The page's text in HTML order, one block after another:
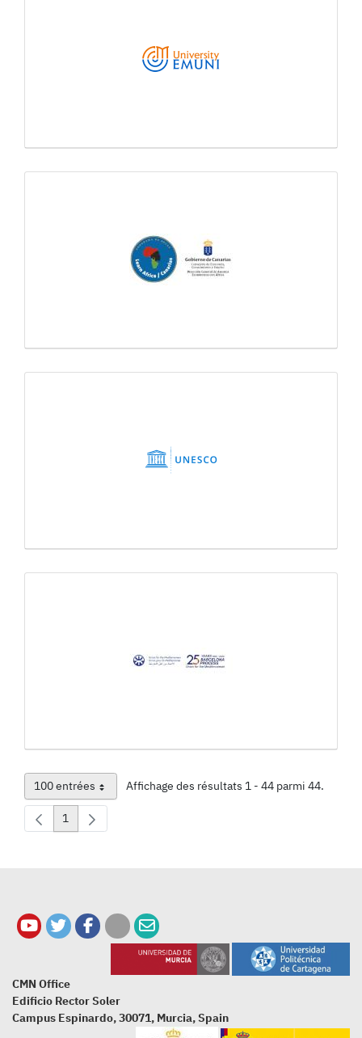
100 entrées
Par page Affichage des résultats 1 - 44 parmi 44.
Page
1
CMN Office
Edificio Rector Soler
Campus Espinardo, 30071, Murcia, Spain